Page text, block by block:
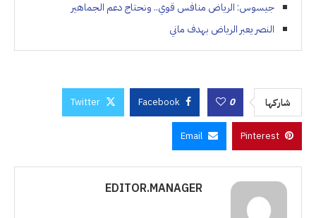
جيسوس: الرياض منافس قوي.. ونحتاج دعم الجماهير
النصر يعبر الرياض بهدف ماني
شاركها 0
Facebook
Twitter
Pinterest
Email
EDITOR.MANAGER